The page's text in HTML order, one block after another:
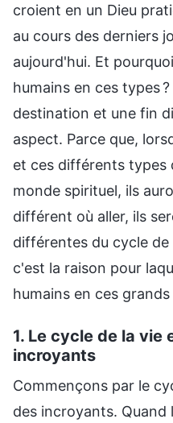
croient en un Dieu
au cours des derniers
aujourd'hui. Et
humains en ces types
destination et une fin
aspect. Parce que,
et ces différents types
monde spirituel, ils
différent où aller, ils
différentes du cycle
c'est la raison pour
humains en ces
1. Le cycle de la vie
incroyants
Commençons par le
des incroyants. Quand